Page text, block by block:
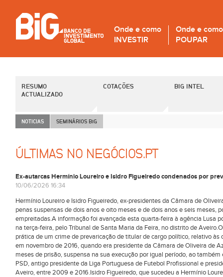
Onde e como
INVESTIR
Onde e como
POUPAR
RESUMO
ACTUALIZADO
COTAÇÕES BIG INTEL
NOTICIAS SEMINÁRIOS BiG
ÚLTIMAS NO NEGÓCIOS.PT
Ex-autarcas Hermínio Loureiro e Isidro Figueiredo condenados por
10/06/2026 16:34
Hermínio Loureiro e Isidro Figueiredo, ex-presidentes da Câmara de
penas suspensas de dois anos e oito meses e de dois anos e seis meses,
empreitadas.A informação foi avançada esta quarta-feira à agência Lusa
na terça-feira, pelo Tribunal de Santa Maria da Feira, no distrito de
prática de um crime de prevaricação de titular de cargo político, relativo
em novembro de 2016, quando era presidente da Câmara de Oliveira de
meses de prisão, suspensa na sua execução por igual período, ao
PSD, antigo presidente da Liga Portuguesa de Futebol Profissional e
Aveiro, entre 2009 e 2016.Isidro Figueiredo, que sucedeu a Hermínio